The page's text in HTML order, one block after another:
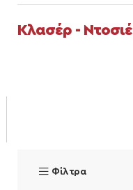
Κλασέρ - Ντοσιέ
Φίλτρα